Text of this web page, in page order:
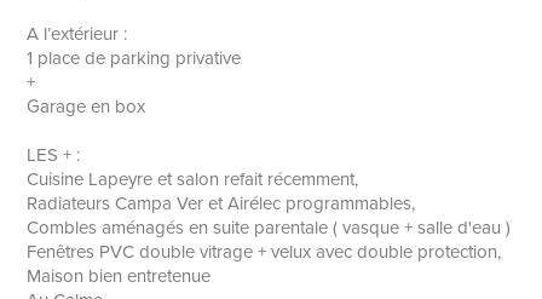
A l’extérieur :
1 place de parking privative
+
Garage en box
LES + :
Cuisine Lapeyre et salon refait récemment,
Radiateurs Campa Ver et Airélec programmables,
Combles aménagés en suite parentale ( vasque + salle d'eau )
Fenêtres PVC double vitrage + velux avec double protection,
Maison bien entretenue